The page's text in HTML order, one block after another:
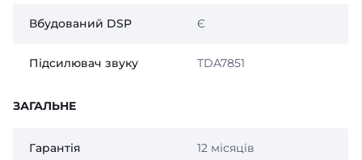
Вбудований DSP Є
Підсилювач звуку TDA7851
ЗАГАЛЬНЕ
Гарантія 12 місяців